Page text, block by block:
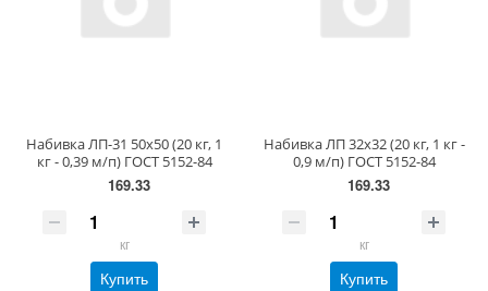
Набивка ЛП-31 50х50 (20 кг, 1
кг - 0,39 м/п) ГОСТ 5152-84
169.33
кг
Купить
Набивка ЛП 32х32 (20 кг, 1 кг -
0,9 м/п) ГОСТ 5152-84
169.33
кг
Купить